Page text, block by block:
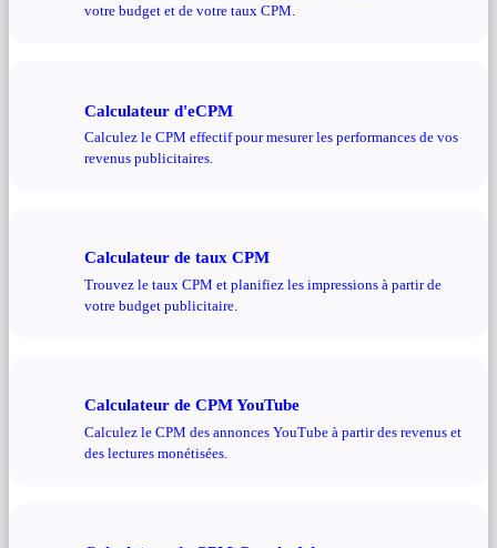
votre budget et de votre taux CPM.
Calculateur d'eCPM
Calculez le CPM effectif pour mesurer les performances de vos
revenus publicitaires.
Calculateur de taux CPM
Trouvez le taux CPM et planifiez les impressions à partir de
votre budget publicitaire.
Calculateur de CPM YouTube
Calculez le CPM des annonces YouTube à partir des revenus et
des lectures monétisées.